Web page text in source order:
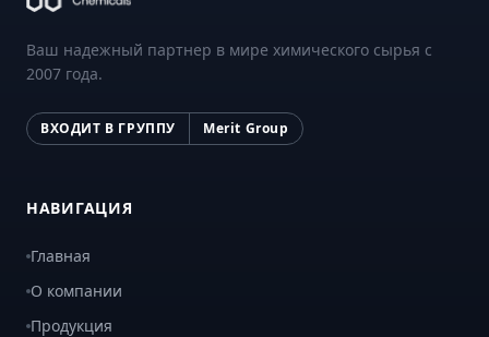
Ваш надежный партнер в мире химического сырья с
2007 года.
ВХОДИТ В ГРУППУ Merit Group
НАВИГАЦИЯ
Главная
О компании
Продукция